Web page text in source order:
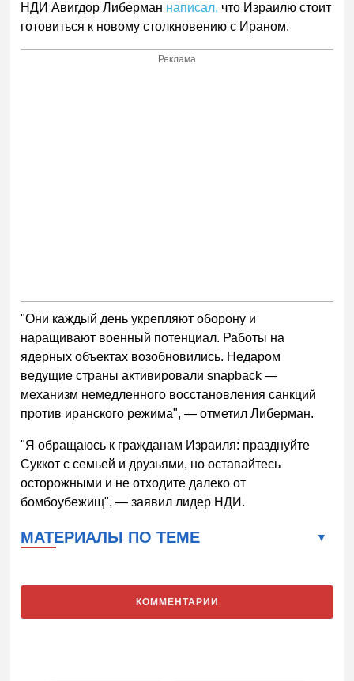
НДИ Авигдор Либерман написал, что Израилю стоит
готовиться к новому столкновению с Ираном.
Реклама
"Они каждый день укрепляют оборону и
наращивают военный потенциал. Работы на
ядерных объектах возобновились. Недаром
ведущие страны активировали snapback—
механизм немедленного восстановления санкций
против иранского режима",— отметил Либерман.
"Я обращаюсь к гражданам Израиля: празднуйте
Суккот с семьей и друзьями, но оставайтесь
осторожными и не отходите далеко от
бомбоубежищ",— заявил лидер НДИ.
МАТЕРИАЛЫ ПО ТЕМЕ
КОММЕНТАРИИ